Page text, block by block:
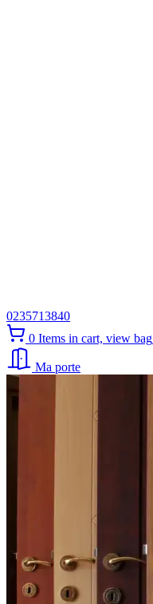
0235713840
0 Items in cart, view bag
Ma porte